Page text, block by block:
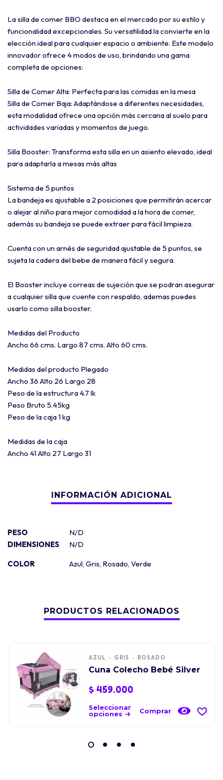
La silla de comer BBO destaca en el mercado por su estilo y
funcionalidad excepcionales. Su versatilidad la convierte en la
elección ideal para cualquier espacio o ambiente. Este modelo
innovador ofrece 4 modos de uso, brindando una gama
completa de opciones:
Silla de Comer Alta: Perfecta para las comidas en la mesa
Silla de Comer Baja: Adaptándose a diferentes necesidades,
esta modalidad ofrece una opción más cercana al suelo para
actividades variadas y momentos de juego.
Silla Booster: Transforma esta silla en un asiento elevado, ideal
para adaptarla a mesas más altas
Sistema de 5 puntos
La bandeja es ajustable a 2 posiciones que permitirán acercar
o alejar al niño para mejor comodidad a la hora de comer,
además su bandeja se puede extraer para fácil limpieza.
Cuenta con un arnés de seguridad ajustable de 5 puntos, se
sujeta la cadera del bebe de manera fácil y segura.
El Booster incluye correas de sujeción que se podran asegurar
a cualquier silla que cuente con respaldo, ademas puedes
usarlo como silla booster.
Medidas del Producto
Ancho 66 cms. Largo 87 cms. Alto 60 cms.
Medidas del producto Plegado
Ancho 36 Alto 26 Largo 28
Peso de la estructura 4.7 lk
Peso Bruto 5.45kg
Peso de la caja 1 kg
Medidas de la caja
Ancho 41 Alto 27 Largo 31
PESO
N/D
DIMENSIONES
N/D
COLOR Azul, Gris, Rosado, Verde
PRODUCTOS RELACIONADOS
AZUL GRIS ROSADO
Cuna Colecho Bebé Silver
$ 459.000
Seleccionar
opciones
Comprar